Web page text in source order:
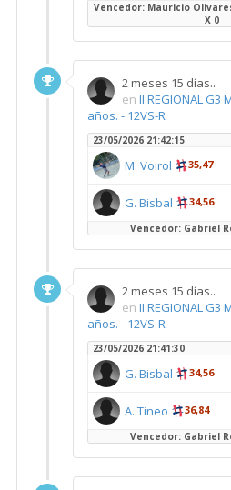
Vencedor: Mauricio
X 0
2 meses 15 días..
en II REGIONAL G3
años. - 12VS-R
23/05/2026 21:42:15
M. Voirol 35,47
G. Bisbal 34,56
Vencedor: Gabriel
2 meses 15 días..
en II REGIONAL G3
años. - 12VS-R
23/05/2026 21:41:30
G. Bisbal 34,56
A. Tineo 36,84
Vencedor: Gabriel